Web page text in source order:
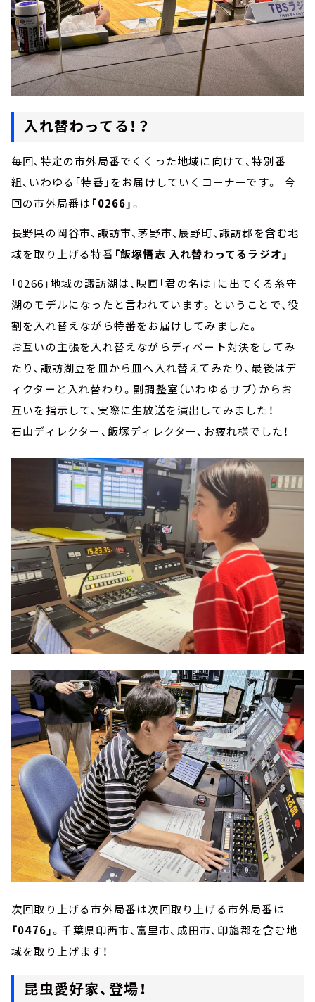
入れ替わってる！？
毎回、特定の市外局番でくくった地域に向けて、特別番
組、いわゆる「特番」をお届けしていくコーナーです。 今
回の市外局番は 「0266」。
長野県の岡谷市、諏訪市、茅野市、辰野町、諏訪郡を含む地
域を取り上げる特番「飯塚悟志 入れ替わってるラジオ」
「0266」地域の諏訪湖は、映画「君の名は」に出てくる糸守
湖のモデルになったと言われています。ということで、役
割を入れ替えながら特番をお届けしてみました。
お互いの主張を入れ替えながらディベート対決をしてみ
たり、諏訪湖豆を皿から皿へ入れ替えてみたり、最後はデ
ィクターと入れ替わり。副調整室（いわゆるサブ）からお
互いを指示して、実際に生放送を演出してみました！
石山ディレクター、飯塚ディレクター、お疲れ様でした！
次回取り上げる市外局番は次回取り上げる市外局番は
「0476」。千葉県印西市、富里市、成田市、印旛郡を含む地
域を取り上げます！
昆虫愛好家、登場！